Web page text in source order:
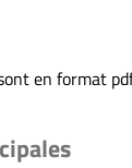
en format